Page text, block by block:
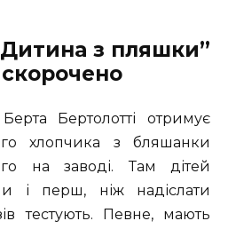
з пляшки”
Бертолотті отримує
хлопчика з бляшанки
на заводі. Там дітей
і перш, ніж надіслати
тестують. Певне, мають